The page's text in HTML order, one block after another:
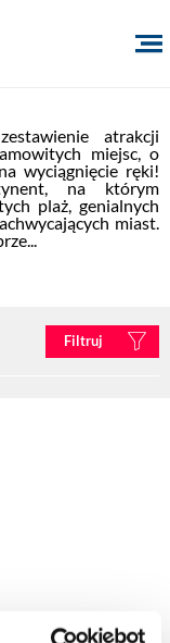
atrakcji
miejsc, o
wyciągnięcie ręki!
na którym
plaż, genialnych
miast.
Filtruj